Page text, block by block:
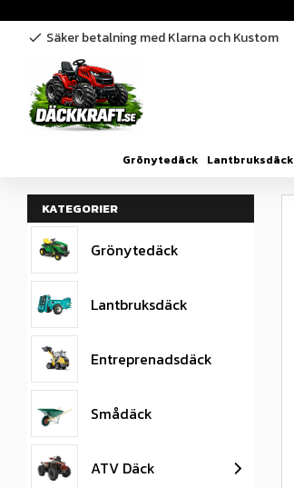
check Säker betalning med Klarna och Kustom
Grönytedäck Lantbruksdäck
KATEGORIER
Grönytedäck
Lantbruksdäck
Entreprenadsdäck
Smådäck
ATV Däck